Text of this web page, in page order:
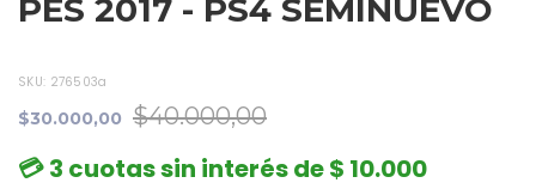
PES 2017 - PS4 SEMINUEVO
SKU: 276503a
$30.000,00 $40.000,00
💳 3 cuotas sin interés de $ 10.000